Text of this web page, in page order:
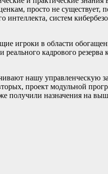
просто не существует,
систем
игроки в области
кадрового
нашу управленческую
проект модульной
получили назначения на